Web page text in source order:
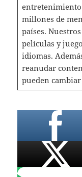
entretenimiento
millones de
países.
películas y
idiomas.
reanudar
pueden